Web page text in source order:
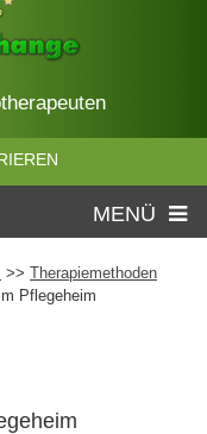
MENÜ
>> Therapiemethoden
Pflegeheim